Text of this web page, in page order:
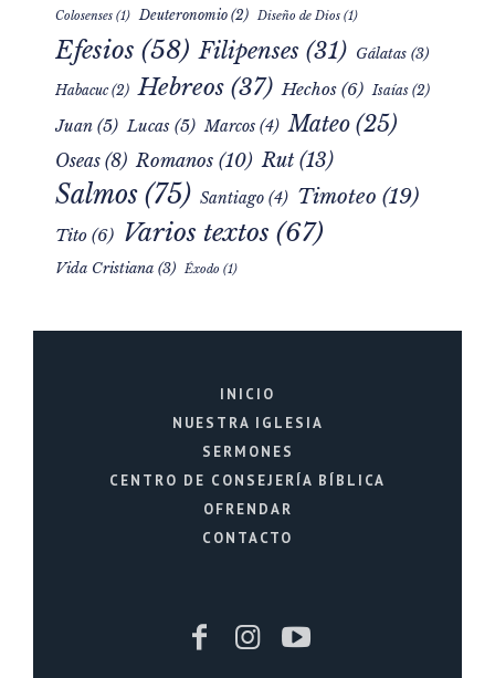
Colosenses (1) Deuteronomio (2) Diseño de Dios (1)
Efesios (58) Filipenses (31) Gálatas (3)
Habacuc (2) Hebreos (37) Hechos (6) Isaías (2)
Juan (5) Lucas (5) Marcos (4) Mateo (25)
Oseas (8) Romanos (10) Rut(13)
Salmos (75) Santiago (4) Timoteo (19)
Tito (6) Varios textos (67)
Vida Cristiana (3) Éxodo (1)
INICIO
NUESTRA IGLESIA
SERMONES
CENTRO DE CONSEJERÍA BÍBLICA
OFRENDAR
CONTACTO